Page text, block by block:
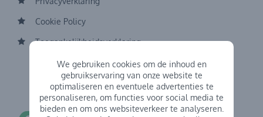
Cookie Policy
Toegankelijkheidsverklaring
We gebruiken cookies om de inhoud en
gebruikservaring van onze website te
optimaliseren en eventuele advertenties te
personaliseren, om functies voor social media te
bieden en om ons websiteverkeer te analyseren.